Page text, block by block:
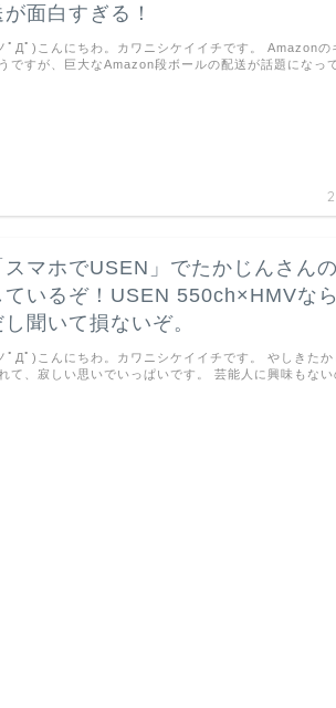
が面白すぎる！
ﾟДﾟ)こんにちわ。カワニシケイイチです。 Amazonの
ですが、巨大なAmazon段ボールの配送が話題になっ
スマホでUSEN」でたかじんさん
ているぞ！USEN 550ch×HMVな
し聞いて損ないぞ。
ﾟДﾟ)こんにちわ。カワニシケイイチです。 やしきたか
て、寂しい思いでいっぱいです。 芸能人に興味もな